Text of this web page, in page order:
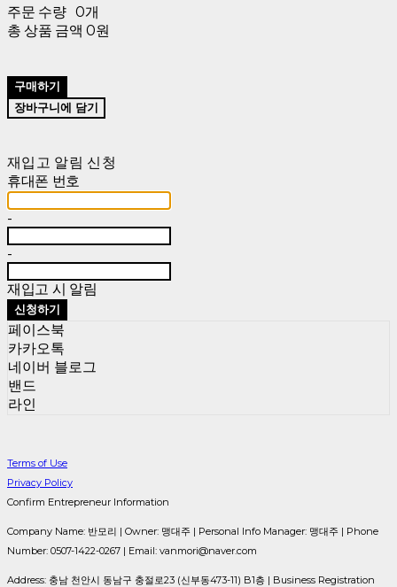
주문 수량 0개
총 상품 금액 0원
구매하기
장바구니에 담기
재입고 알림 신청
휴대폰 번호
-
-
재입고 시 알림
신청하기
페이스북
카카오톡
네이버 블로그
밴드
라인
Terms of Use
Privacy Policy
Confirm Entrepreneur Information
Company Name: 반모리 | Owner: 맹대주 | Personal Info Manager: 맹대주 | Phone
Number: 0507-1422-0267 | Email: vanmori@naver.com
Address: 충남 천안시 동남구 충절로23 (신부동473-11) B1층 | Business Registration